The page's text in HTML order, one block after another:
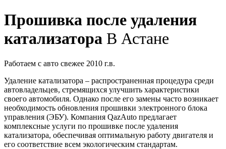
Прошивка после удаления
катализатора В Астане
Работаем с авто свежее 2010 г.в.
Удаление катализатора – распространенная процедура среди
автовладельцев, стремящихся улучшить характеристики
своего автомобиля. Однако после его замены часто возникает
необходимость обновления прошивки электронного блока
управления (ЭБУ). Компания QazAuto предлагает
комплексные услуги по прошивке после удаления
катализатора, обеспечивая оптимальную работу двигателя и
его соответствие всем экологическим стандартам.